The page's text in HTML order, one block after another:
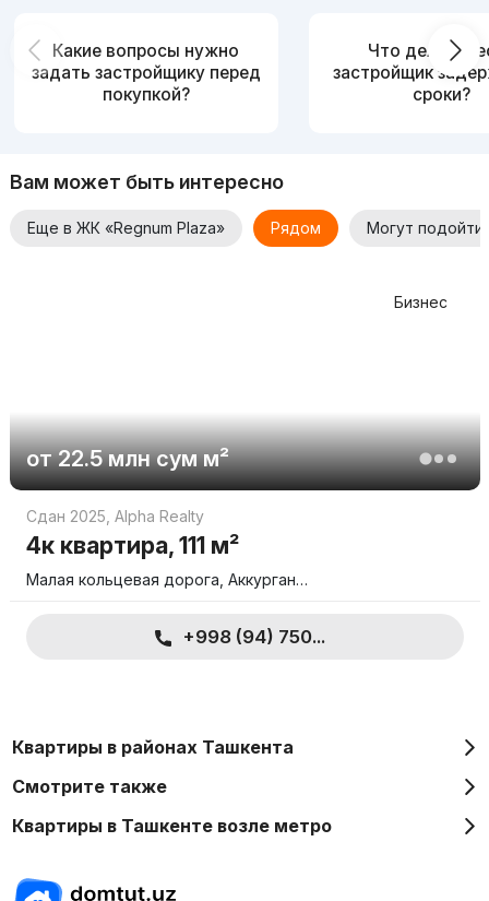
Какие вопросы нужно
задать застройщику перед
покупкой?
Что делать,
застройщик
сроки?
Вам может быть интересно
Еще в ЖК «Regnum Plaza» Рядом Могут подойти
Бизнес
от22.5 млн сумм²
Сдан 2025 Alpha Realty
4к квартира, 111 м²
Малая кольцевая дорога, Аккурган…
+998 (94) 750...
Квартиры в районах Ташкента
Смотрите также
Квартиры в Ташкенте возле метро